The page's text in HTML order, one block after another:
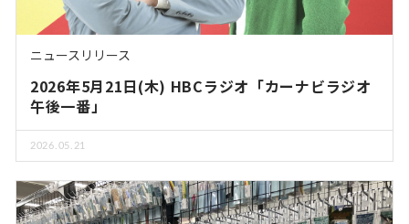
ニュースリリース
2026年5月21日(木) HBCラジオ「カーナビラジオ
午後一番」
2026.05.21